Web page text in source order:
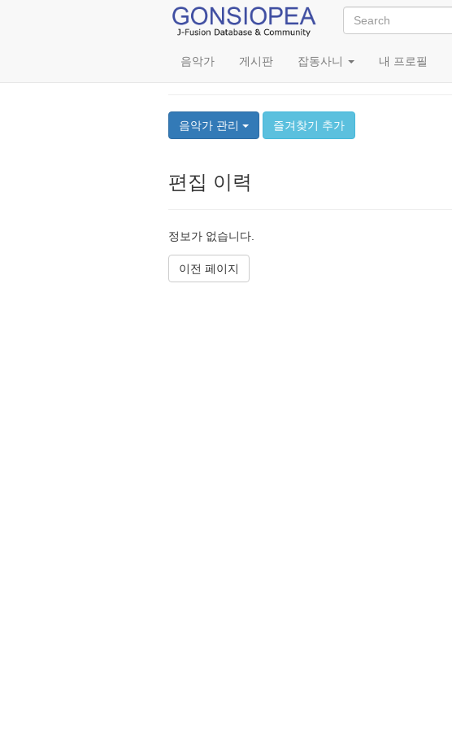
음악가 게시판 잡동사니 내 프로필
Masato Ishinari
음악가 관리 즐겨찾기 추가
편집 이력
정보가 없습니다.
이전 페이지